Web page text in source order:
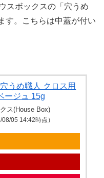
スボックスの「穴うめ
す。こちらは中蓋が付い
うめ職人 クロス用
ージュ 15g
ス(House Box)
08/05 14:42時点）